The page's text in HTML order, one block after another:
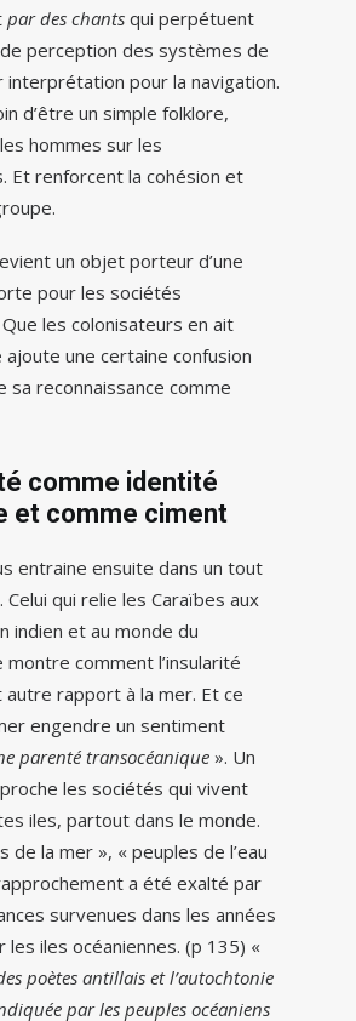
par des chants qui perpétuent
perception des systèmes de
interprétation pour la navigation.
d’être un simple folklore,
hommes sur les
Et renforcent la cohésion et
un objet porteur d’une
pour les sociétés
les colonisateurs en ait
ajoute une certaine confusion
sa reconnaissance comme
comme identité
et comme ciment
entraine ensuite dans un tout
qui relie les Caraïbes aux
indien et au monde du
montre comment l’insularité
rapport à la mer. Et ce
engendre un sentiment
parenté transocéanique ». Un
les sociétés qui vivent
iles, partout dans le monde.
de la mer », « peuples de l’eau
a été exalté par
survenues dans les années
les iles océaniennes. (p 135) «
poètes antillais et l’autochtonie
par les peuples océaniens